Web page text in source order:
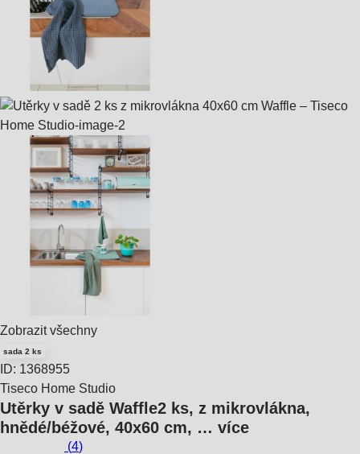
Zobrazit všechny
sada 2 ks
ID: 1368955
Tiseco Home Studio
Utěrky v sadě Waffle2 ks, z mikrovlákna,
hnědé/béžové, 40x60 cm, … více
(4)